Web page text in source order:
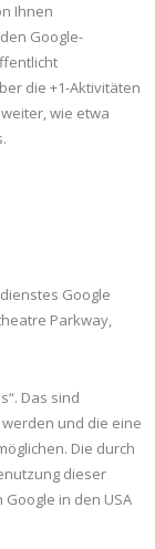
Ihnen
Google-
die +1-Aktivitäten
wie etwa
Google
Parkway,
Das sind
und die eine
Die durch
dieser
in den USA